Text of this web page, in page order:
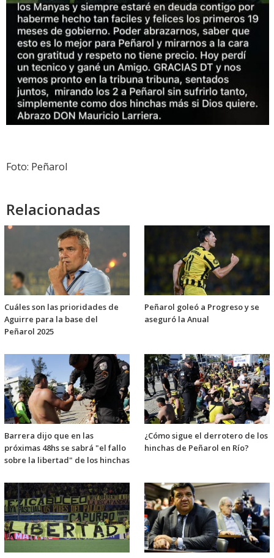
Foto: Peñarol
Relacionadas
Cuáles son las prioridades de
Aguirre para la base del
Peñarol 2025
Peñarol goleó a Progreso y se
aseguró la Anual
Barrera dijo que en las
próximas 48hs se sabrá "el fallo
sobre la libertad" de los hinchas
¿Cómo sigue el derrotero de los
hinchas de Peñarol en Río?